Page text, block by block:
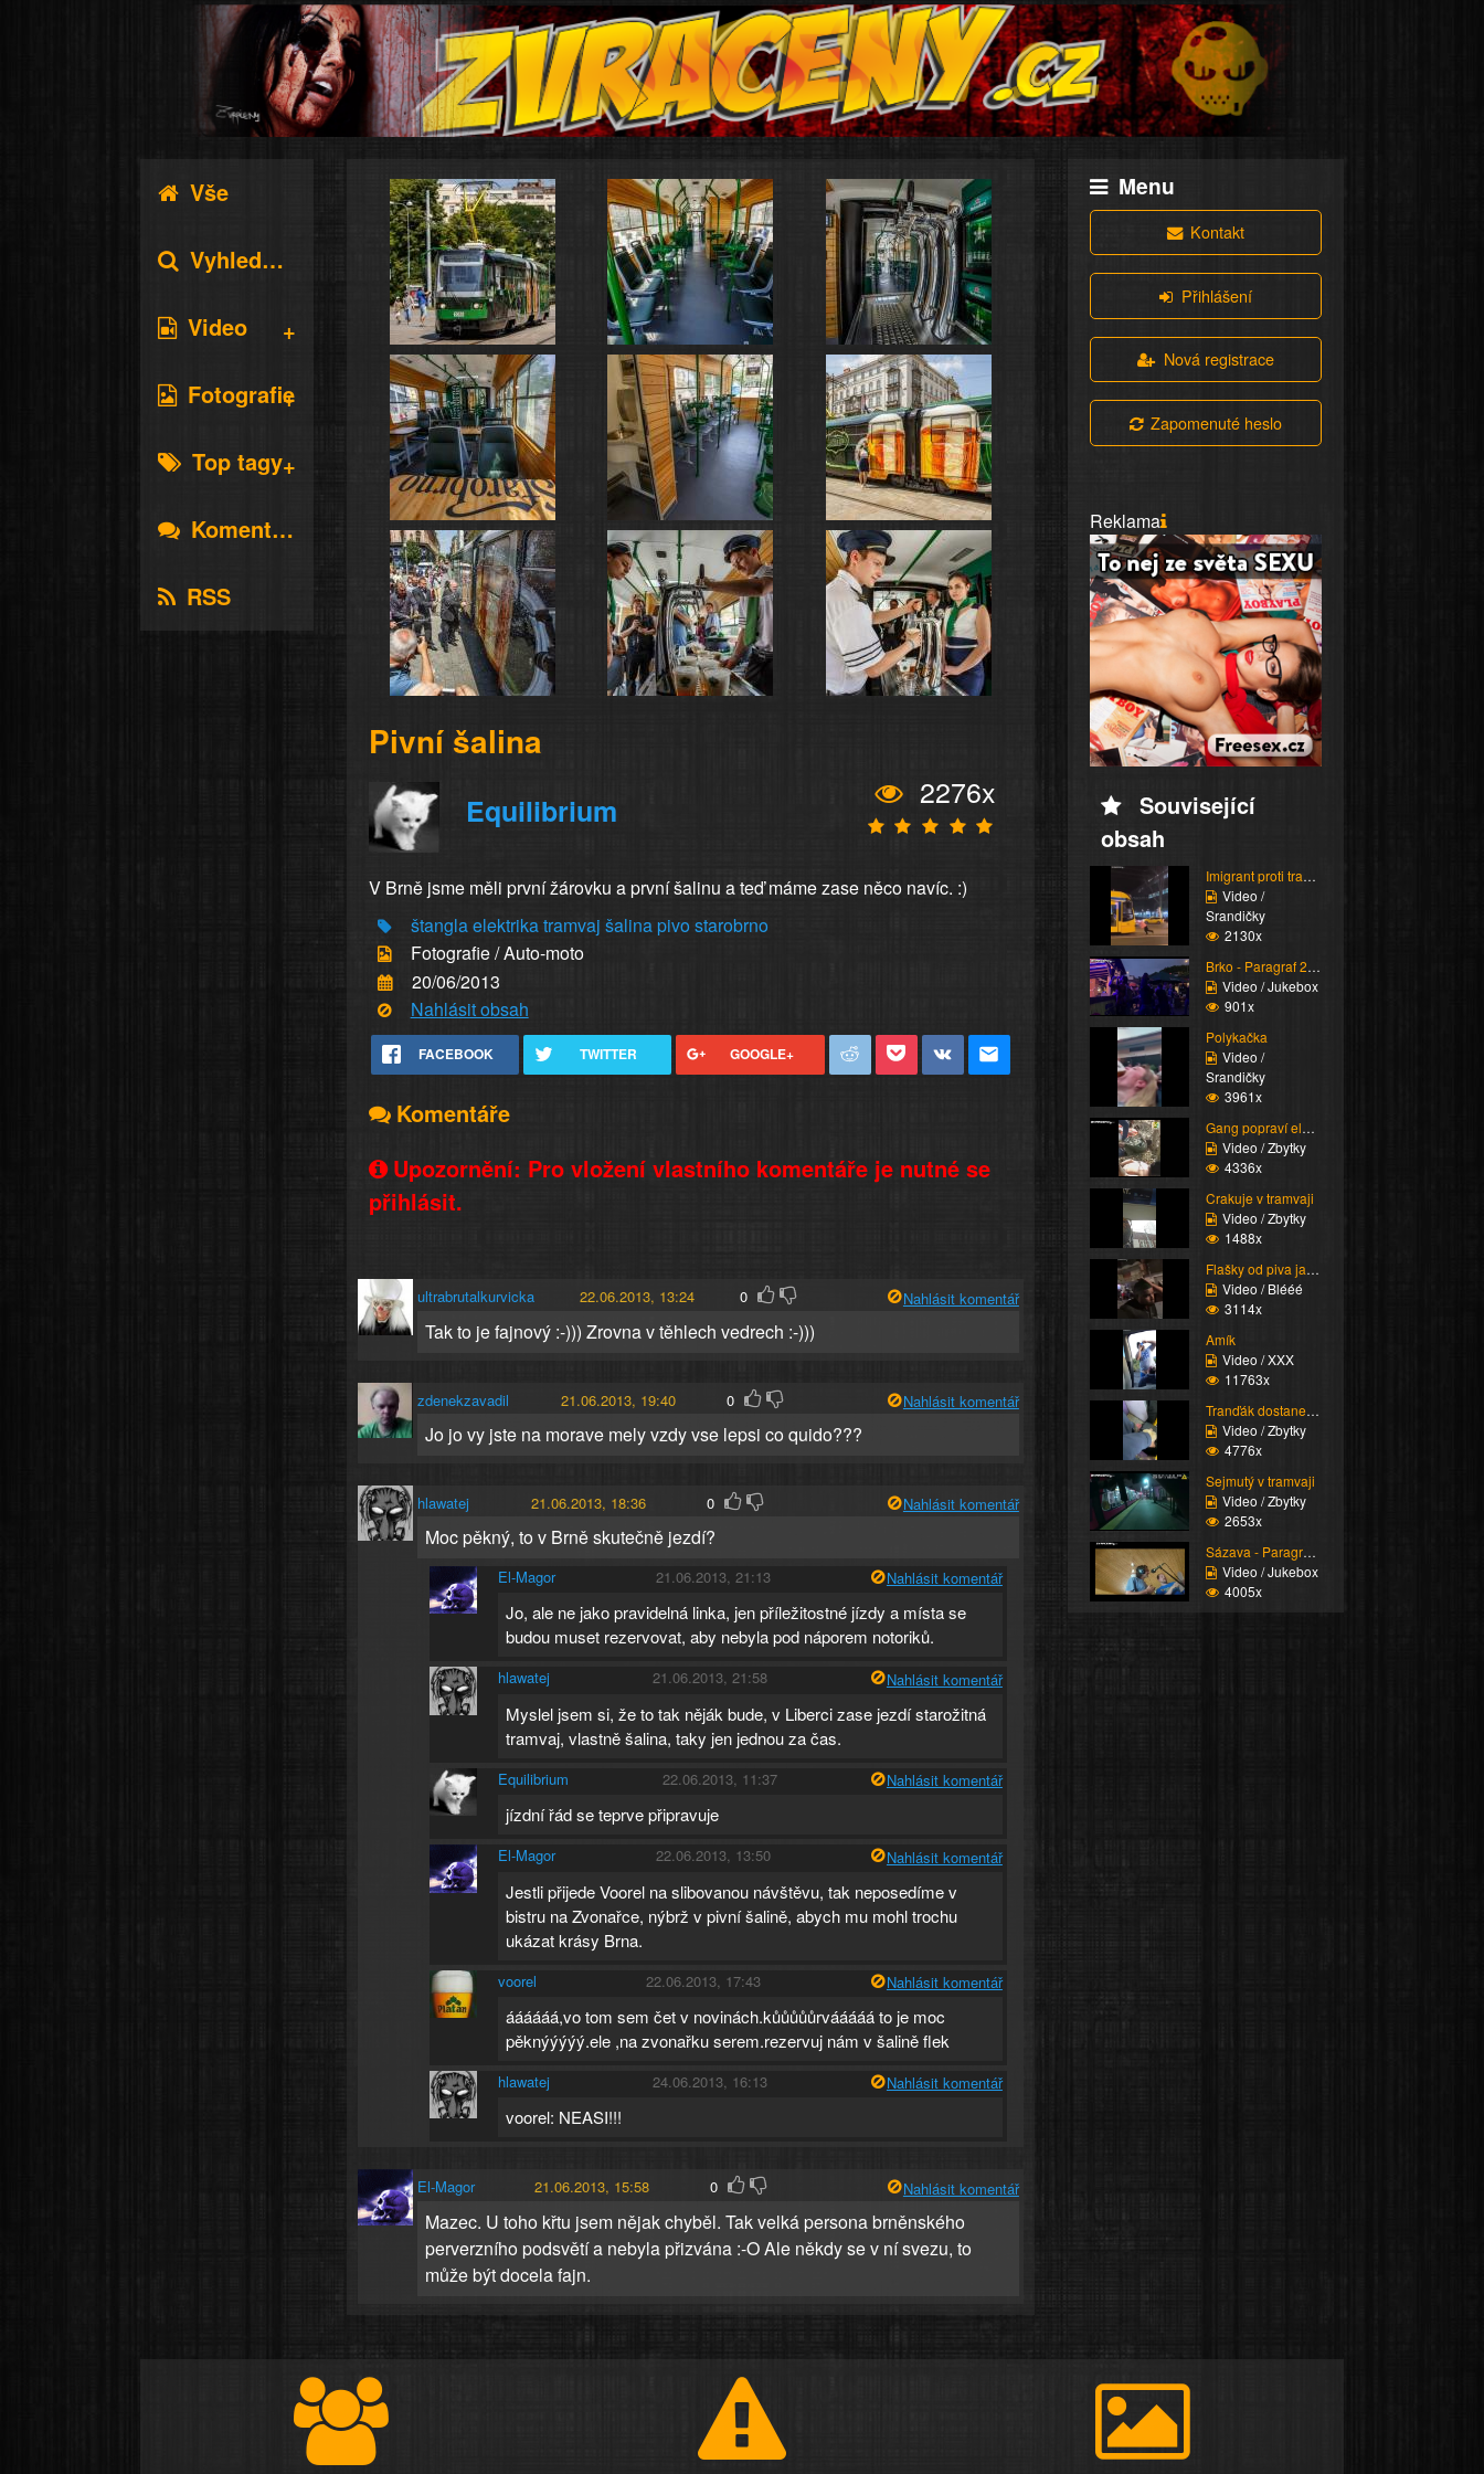
Vše
Vyhledávání
Video
Fotografie
Top tagy
Komentáře
RSS
Pivní šalina
Equilibrium
2276x
V Brně jsme měli první žárovku a první šalinu a teď máme zase něco navíc. :)
štanglaelektrikatramvaj šalinapivostarobrno
Fotografie / Auto-moto
20/06/2013
Nahlásit obsah
FACEBOOK TWITTER GOOGLE+
Komentáře
Upozornění: Pro vložení vlastního komentáře je nutné se
přihlásit.
ultrabrutalkurvicka 22.06.2013, 13:24 0 Nahlásit komentář
Tak to je fajnový :-))) Zrovna v těhlech vedrech :-)))
zdenekzavadil 21.06.2013, 19:40 0 Nahlásit komentář
Jo jo vy jste na morave mely vzdy vse lepsi co quido???
hlawatej 21.06.2013, 18:36 0 Nahlásit komentář
Moc pěkný, to v Brně skutečně jezdí?
El-Magor 21.06.2013, 21:13 Nahlásit komentář
Jo, ale ne jako pravidelná linka, jen příležitostné jízdy a místa se
budou muset rezervovat, aby nebyla pod náporem notoriků.
hlawatej 21.06.2013, 21:58 Nahlásit komentář
Myslel jsem si, že to tak něják bude, v Liberci zase jezdí starožitná
tramvaj, vlastně šalina, taky jen jednou za čas.
Equilibrium 22.06.2013, 11:37 Nahlásit komentář
jízdní řád se teprve připravuje
El-Magor 22.06.2013, 13:50 Nahlásit komentář
Jestli přijede Voorel na slibovanou návštěvu, tak neposedíme v
bistru na Zvonařce, nýbrž v pivní šalině, abych mu mohl trochu
ukázat krásy Brna.
voorel 22.06.2013, 17:43 Nahlásit komentář
áááááá,vo tom sem čet v novinách.kůůůůůrvááááá to je moc
pěknýýýýý.ele ,na zvonařku serem.rezervuj nám v šalině flek
hlawatej 24.06.2013, 16:13 Nahlásit komentář
voorel: NEASI!!!
El-Magor 21.06.2013, 15:58 0 Nahlásit komentář
Mazec. U toho křtu jsem nějak chyběl. Tak velká persona brněnského
perverzního podsvětí a nebyla přizvána :-O Ale někdy se v ní svezu, to
může být docela fajn.
Menu
Kontakt
Přihlášení
Nová registrace
Zapomenuté heslo
Reklama
Související
obsah
Imigrant proti tramvaj...
Video /
Srandičky
2130x
Brko - Paragraf 219
Video / Jukebox
901x
Polykačka
Video /
Srandičky
3961x
Gang popraví elektriká...
Video / Zbytky
4336x
Crakuje v tramvaji
Video / Zbytky
1488x
Flašky od piva jako zb...
Video / Blééé
3114x
Amík
Video / XXX
11763x
Tranďák dostane kopačk...
Video / Zbytky
4776x
Sejmutý v tramvaji
Video / Zbytky
2653x
Sázava - Paragraf 219
Video / Jukebox
4005x